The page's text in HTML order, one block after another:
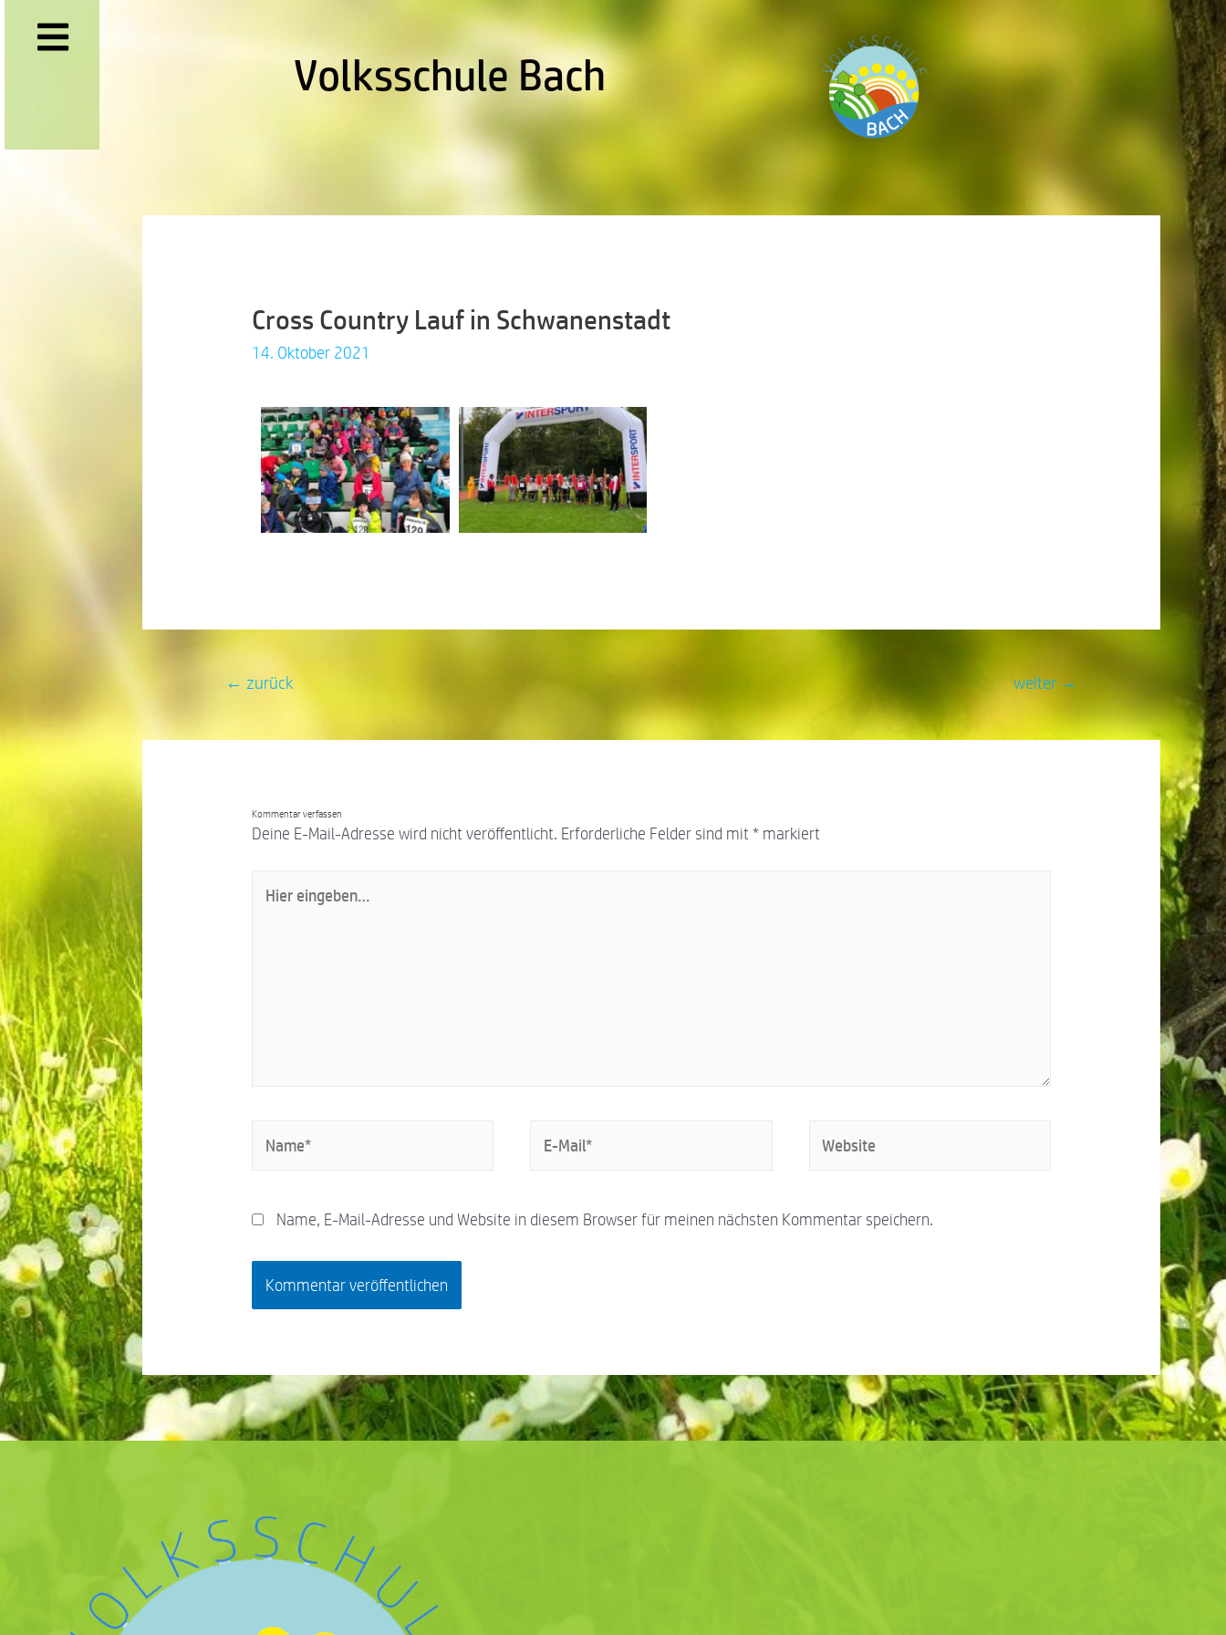
Volksschule Bach
Cross Country Lauf in Schwanenstadt
14. Oktober 2021
← zurück weiter →
Kommentar verfassen
Deine E-Mail-Adresse wird nicht veröffentlicht. Erforderliche Felder sind mit* markiert
Name, E-Mail-Adresse und Website in diesem Browser für meinen nächsten Kommentar speichern.